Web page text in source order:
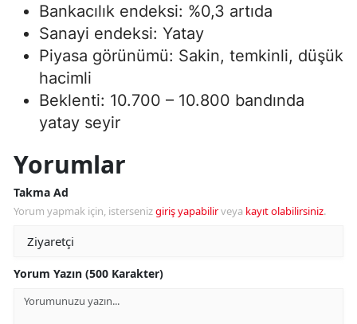
Bankacılık endeksi: %0,3 artıda
Sanayi endeksi: Yatay
Piyasa görünümü: Sakin, temkinli, düşük
hacimli
Beklenti: 10.700 – 10.800 bandında
yatay seyir
Yorumlar
Takma Ad
Yorum yapmak için, istersenizgiriş yapabilirveya kayıt olabilirsiniz.
Yorum Yazın (500 Karakter)